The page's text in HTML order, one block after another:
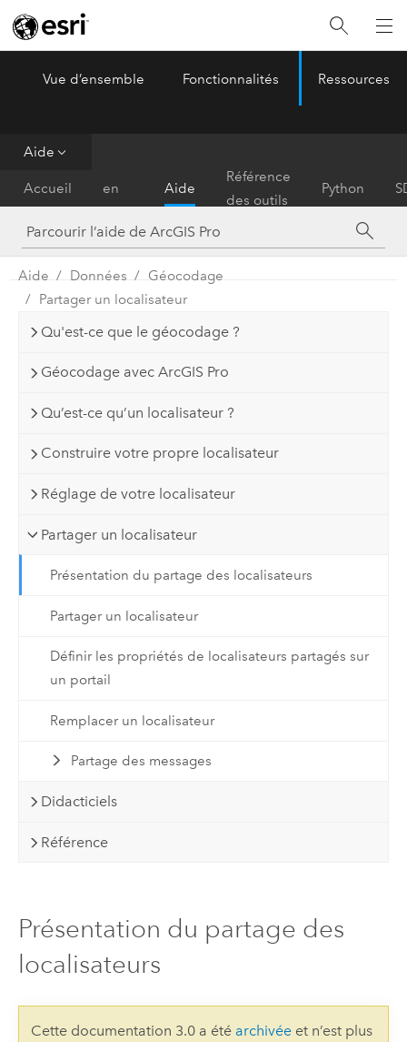
ArcGIS Pro
Vue d’ensemble Fonctionnalités Ressources
Aide
Accueil
en
main
Aide
Référence
des outils
Python
Aide Données
Géocodage
Partager un localisateur
Qu'est-ce que le géocodage ?
Géocodage avec ArcGIS Pro
Qu’est-ce qu’un localisateur ?
Construire votre propre localisateur
Réglage de votre localisateur
Partager un localisateur
Présentation du partage des localisateurs
Partager un localisateur
Définir les propriétés de localisateurs partagés sur
un portail
Remplacer un localisateur
Partage des messages
Didacticiels
Référence
Présentation du partage des
localisateurs
Cette documentation 3.0 a été archivéeet n’est plus